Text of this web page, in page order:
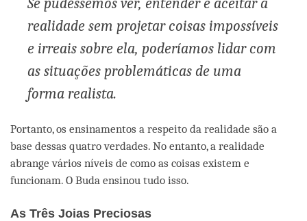
Se pudéssemos ver, entender e aceitar a
realidade sem projetar coisas impossíveis
e irreais sobre ela, poderíamos lidar com
as situações problemáticas de uma
forma realista.
Portanto, os ensinamentos a respeito da realidade são a
base dessas quatro verdades. No entanto, a realidade
abrange vários níveis de como as coisas existem e
funcionam. O Buda ensinou tudo isso.
As Três Joias Preciosas